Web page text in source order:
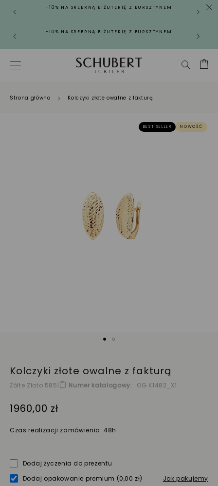
-10% NA SREBRNĄ BIŻUTERIĘ Z BURSZTYNEM
-10% NA SREBRNĄ BIŻUTERIĘ Z BURSZTYNEM
Strona główna Kolczyki złote owalne z fakturą
BEST SELLER NOWOŚĆ
Kolczyki złote owalne z fakturą
Żółte Złoto 585| Numer katalogowy OG K1482_X1
1960,00 zł
Czas realizacji zamówienia: 48h
Dodaj życzenia do prezentu
Dodaj opakowanie premium (0,00 zł) Jak pakujemy